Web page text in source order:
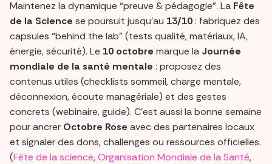
Maintenez la dynamique “preuve & pédagogie”. La Fête
de la Science se poursuit jusqu’au 13/10: fabriquez des
capsules “behind the lab” (tests qualité, matériaux, IA,
énergie, sécurité). Le 10 octobre marque la Journée
mondiale de la santé mentale : proposez des
contenus utiles (checklists sommeil, charge mentale,
déconnexion, écoute managériale) et des gestes
concrets (webinaire, guide). C’est aussi la bonne semaine
pour ancrer Octobre Rose avec des partenaires locaux
et signaler des dons, challenges ou ressources officielles.
(Fête de la science,Organisation Mondiale de la Santé,